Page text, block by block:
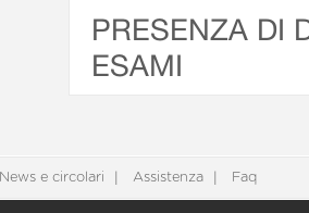
PRESENZA DI
ESAMI
News e circolari Assistenza Faq